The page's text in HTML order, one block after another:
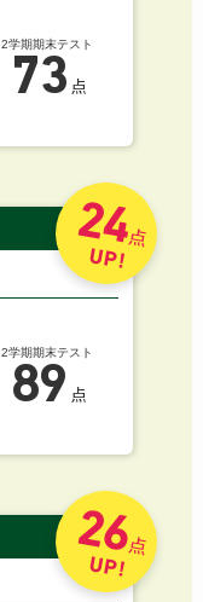
2学期期末テスト
73 点
2学期期末テスト
89 点
24点
UP!
26点
UP!